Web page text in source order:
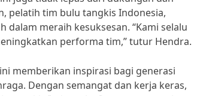
pelatih tim bulu tangkis Indonesia,
meraih kesuksesan. “Kami selalu
performa tim,” tutur Hendra.
memberikan inspirasi bagi generasi
Dengan semangat dan kerja keras,